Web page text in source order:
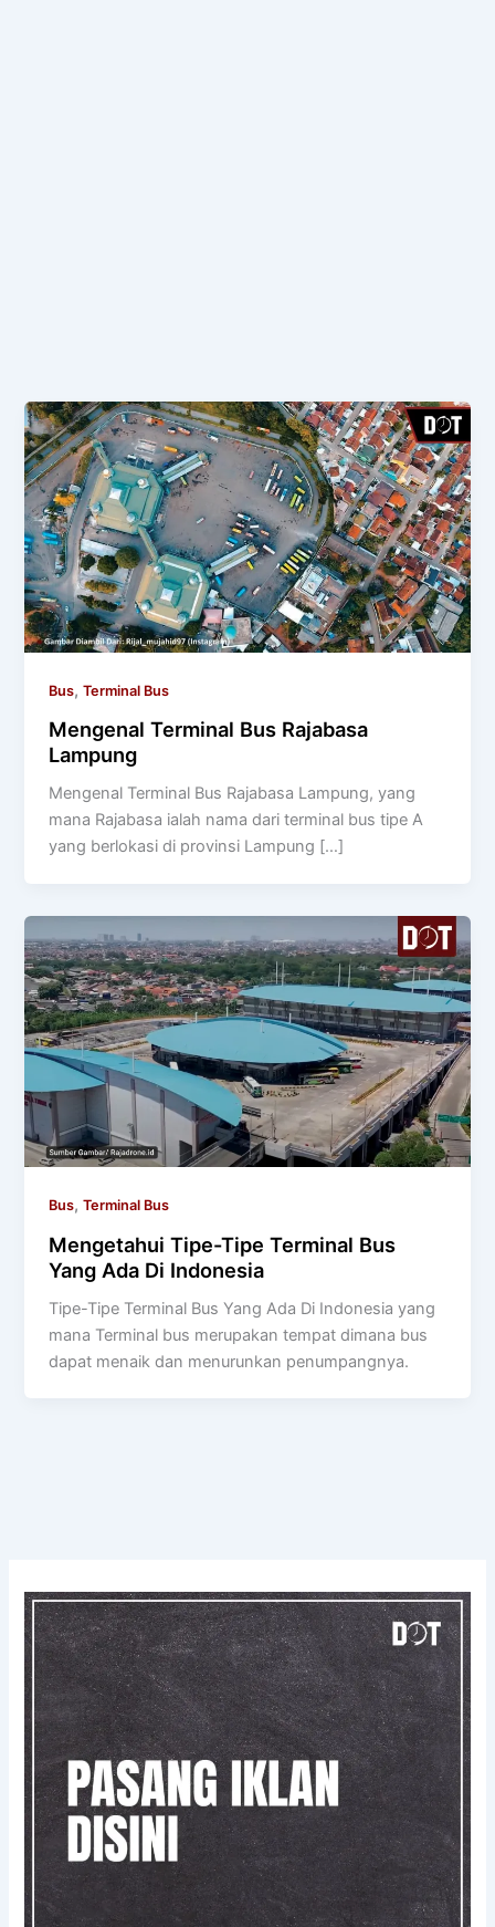
Bus,Terminal Bus
Mengenal Terminal Bus Rajabasa
Lampung
Mengenal Terminal Bus Rajabasa Lampung, yang
mana Rajabasa ialah nama dari terminal bus tipe A
yang berlokasi di provinsi Lampung […]
Bus,Terminal Bus
Mengetahui Tipe-Tipe Terminal Bus
Yang Ada Di Indonesia
Tipe-Tipe Terminal Bus Yang Ada Di Indonesia yang
mana Terminal bus merupakan tempat dimana bus
dapat menaik dan menurunkan penumpangnya.